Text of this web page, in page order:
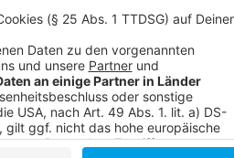
Platform
Rache soll blutig sein.